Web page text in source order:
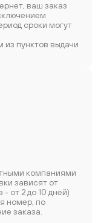
ваш заказ
сроки могут
из пунктов выдачи
компаниями
зависят от
от 2 до 10 дней)
номер, по
заказа.